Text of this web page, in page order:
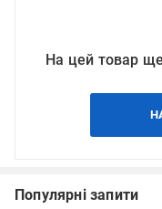
На цей товар
Популярні запити